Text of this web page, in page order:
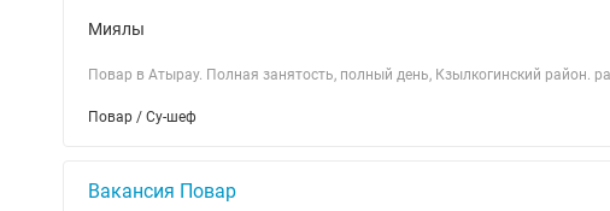
Миялы
Повар в Атырау. Полная занятость, полный день, Кзылкогинский район.
Повар / Су-шеф
Вакансия Повар